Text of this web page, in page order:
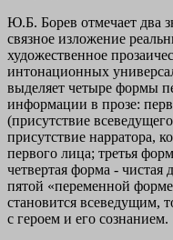
Ю.Б. Борев отмечает два
связное изложение
художественное
интонационных
выделяет четыре формы
информации в прозе:
(присутствие
присутствие нарратора,
первого лица; третья
четвертая форма -
пятой «переменной
становится всеведущим,
с героем и его сознанием.